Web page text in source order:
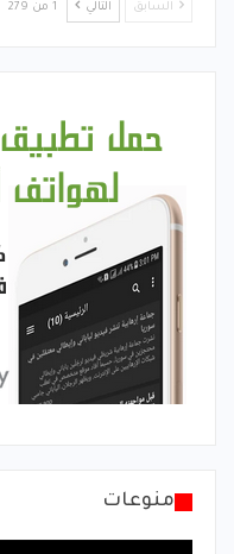
السابق التالي 1 من 279
منوعات